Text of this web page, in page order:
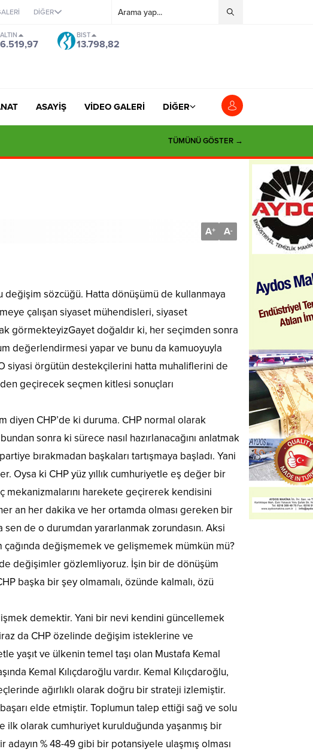
DİĞER
ALTIN
6.519,97
BIST
13.798,82
ASAYİŞ VİDEO GALERİ DİĞER
Manzumesi” TÜMÜNÜ GÖSTER →
A+ A-
değişim sözcüğü. Hatta dönüşümü de kullanmaya
çalışan siyaset mühendisleri, siyaset
görmekteyizGayet doğaldır ki, her seçimden sonra
değerlendirmesi yapar ve bunu da kamuoyuyla
siyasi örgütün destekçilerini hatta muhaliflerini de
geçirecek seçmen kitlesi sonuçları
CHP’de ki duruma. CHP normal olarak
sonra ki sürece nasıl hazırlanacağını anlatmak
bırakmadan başkaları tartışmaya başladı. Yani
Oysa ki CHP yüz yıllık cumhuriyetle eş değer bir
mekanizmalarını harekete geçirerek kendisini
an her dakika ve her ortamda olması gereken bir
de o durumdan yararlanmak zorundasın. Aksi
değişmemek ve gelişmemek mümkün mü?
değişimler gözlemliyoruz. İşin bir de dönüşüm
başka bir şey olmamalı, özünde kalmalı, özü
demektir. Yani bir nevi kendini güncellemek
da CHP özelinde değişim isteklerine ve
yaşıt ve ülkenin temel taşı olan Mustafa Kemal
Kemal Kılıçdaroğlu vardır. Kemal Kılıçdaroğlu,
ağırlıklı olarak doğru bir strateji izlemiştir.
elde etmiştir. Toplumun talep ettiği sağ ve solu
olarak cumhuriyet kurulduğunda yaşanmış bir
% 48-49 gibi bir potansiyele ulaşmış olması